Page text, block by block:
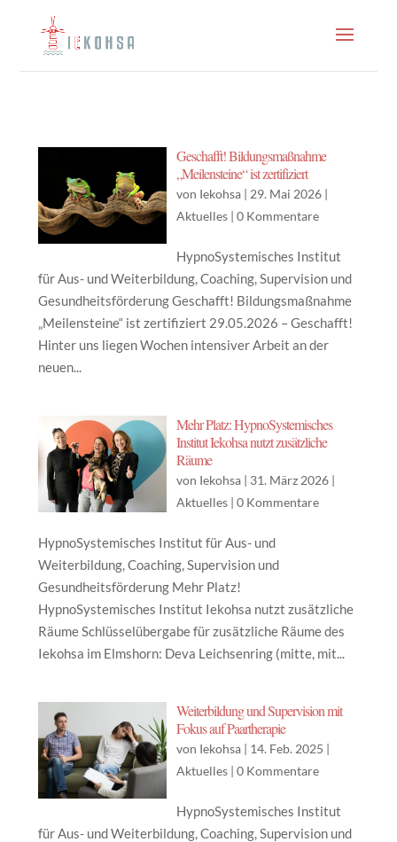
Geschafft! Bildungsmaßnahme
„Meilensteine“ ist zertifiziert
von Iekohsa| 29. Mai 2026|
Aktuelles| 0 Kommentare
HypnoSystemisches Institut
für Aus- und Weiterbildung, Coaching, Supervision und
Gesundheitsförderung Geschafft! Bildungsmaßnahme
„Meilensteine“ ist zertifiziert 29.05.2026 – Geschafft!
Hinter uns liegen Wochen intensiver Arbeit an der
neuen...
Mehr Platz: HypnoSystemisches
Institut Iekohsa nutzt zusätzliche
Räume
von Iekohsa| 31. März 2026|
Aktuelles| 0 Kommentare
HypnoSystemisches Institut für Aus- und
Weiterbildung, Coaching, Supervision und
Gesundheitsförderung Mehr Platz!
HypnoSystemisches Institut Iekohsa nutzt zusätzliche
Räume Schlüsselübergabe für zusätzliche Räume des
Iekohsa im Elmshorn: Deva Leichsenring (mitte, mit...
Weiterbildung und Supervision mit
Fokus auf Paartherapie
von Iekohsa| 14. Feb. 2025 |
Aktuelles| 0 Kommentare
HypnoSystemisches Institut
für Aus- und Weiterbildung, Coaching, Supervision und